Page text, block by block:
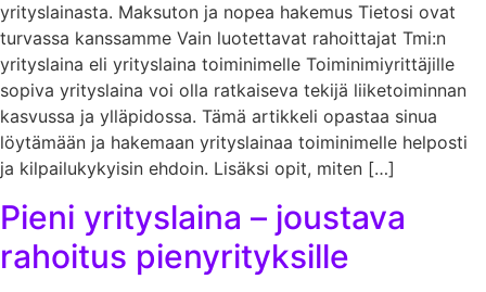
yrityslainasta. Maksuton ja nopea hakemus Tietosi ovat
turvassa kanssamme Vain luotettavat rahoittajat Tmi:n
yrityslaina eli yrityslaina toiminimelle Toiminimiyrittäjille
sopiva yrityslaina voi olla ratkaiseva tekijä liiketoiminnan
kasvussa ja ylläpidossa. Tämä artikkeli opastaa sinua
löytämään ja hakemaan yrityslainaa toiminimelle helposti
ja kilpailukykyisin ehdoin. Lisäksi opit, miten […]
Pieni yrityslaina – joustava
rahoitus pienyrityksille